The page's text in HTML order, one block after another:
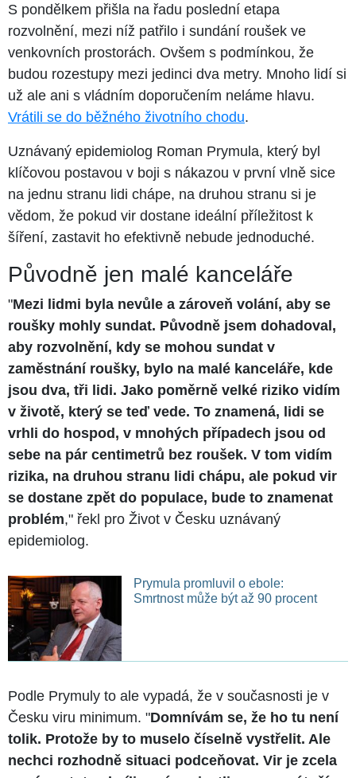
S pondělkem přišla na řadu poslední etapa
rozvolnění, mezi níž patřilo i sundání roušek ve
venkovních prostorách. Ovšem s podmínkou, že
budou rozestupy mezi jedinci dva metry. Mnoho lidí si
už ale ani s vládním doporučením neláme hlavu.
Vrátili se do běžného životního chodu.
Uznávaný epidemiolog Roman Prymula, který byl
klíčovou postavou v boji s nákazou v první vlně sice
na jednu stranu lidi chápe, na druhou stranu si je
vědom, že pokud vir dostane ideální příležitost k
šíření, zastavit ho efektivně nebude jednoduché.
Původně jen malé kanceláře
"Mezi lidmi byla nevůle a zároveň volání, aby se
roušky mohly sundat. Původně jsem dohadoval,
aby rozvolnění, kdy se mohou sundat v
zaměstnání roušky, bylo na malé kanceláře, kde
jsou dva, tři lidi. Jako poměrně velké riziko vidím
v životě, který se teď vede. To znamená, lidi se
vrhli do hospod, v mnohých případech jsou od
sebe na pár centimetrů bez roušek. V tom vidím
rizika, na druhou stranu lidi chápu, ale pokud vir
se dostane zpět do populace, bude to znamenat
problém," řekl pro Život v Česku uznávaný
epidemiolog.
Prymula promluvil o ebole:
Smrtnost může být až 90 procent
Podle Prymuly to ale vypadá, že v současnosti je v
Česku viru minimum. "Domnívám se, že ho tu není
tolik. Protože by to muselo číselně vystřelit. Ale
nechci rozhodně situaci podceňovat. Vir je zcela